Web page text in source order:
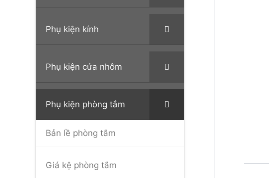
Phụ kiện kính
Phụ kiện cửa nhôm
Phụ kiện phòng tắm
Bản lề phòng tắm
Giá kệ phòng tắm